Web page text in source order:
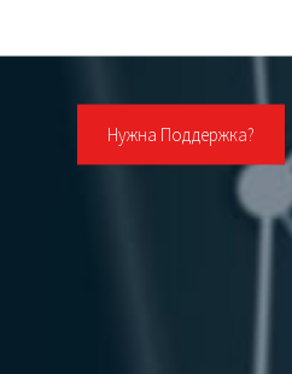
Нужна Поддержка?